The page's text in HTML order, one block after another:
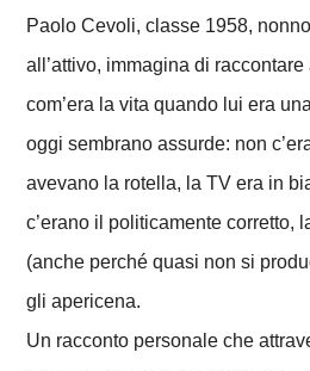
Paolo Cevoli, classe 1958,
all’attivo, immagina di
com’era la vita quando lui era
oggi sembrano assurde: non
avevano la rotella, la TV era in
c’erano il politicamente corretto,
(anche perché quasi non si
gli apericena.
Un racconto personale che